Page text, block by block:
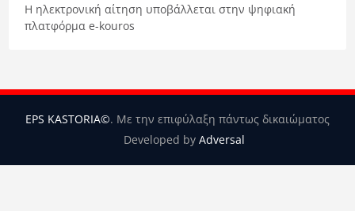
Η ηλεκτρονική αίτηση υποβάλλεται στην ψηφιακή
πλατφόρμα e-kouros
EPS KASTORIA©. Με την επιφύλαξη πάντως δικαιώματος
Developed by Adversal